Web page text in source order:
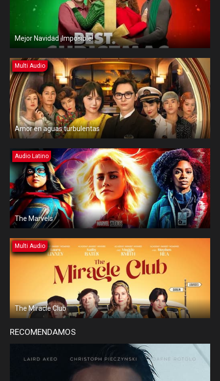
Mejor Navidad ¡Imposible!
Multi Audio
Amor en aguas turbulentas
Audio Latino
The Marvels
Multi Audio
The Miracle Club
RECOMENDAMOS